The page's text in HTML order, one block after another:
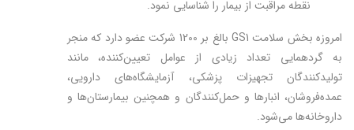
نقطه مراقبت از بیمار را شناسایی نمود.
امروزه بخش سلامت GS1 بالغ ‌بر 1200 شرکت عضو دارد که منجر
به گردهمایی تعداد زیادی از عوامل تعیین‌کننده، مانند
تولیدکنندگان تجهیزات پزشکی، آزمایشگاه‌های دارویی،
عمده‌فروشان، انبارها و حمل‌کنندگان و همچنین بیمارستان‌ها و
داروخانه‌ها می‌شود.